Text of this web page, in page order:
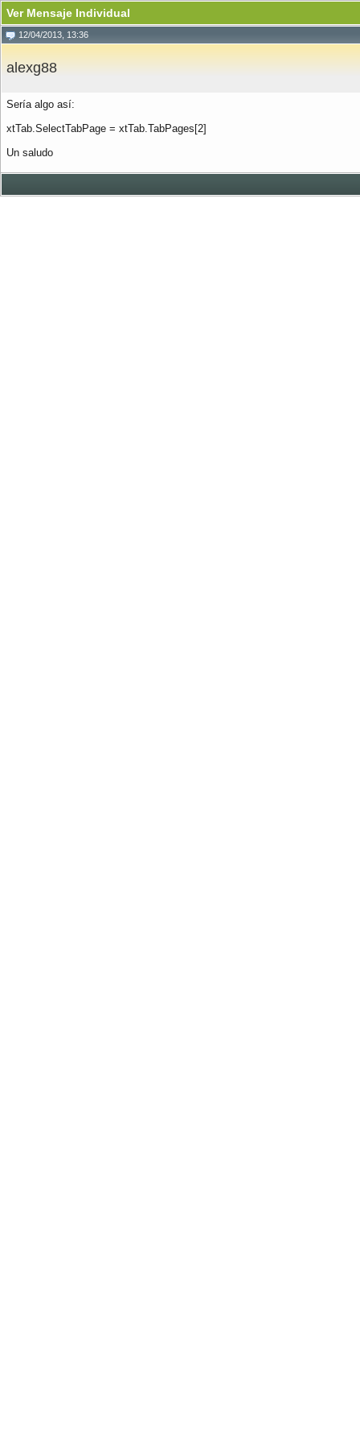
Ver Mensaje Individual
12/04/2013, 13:36
alexg88
Sería algo así:
xtTab.SelectTabPage = xtTab.TabPages[2]
Un saludo